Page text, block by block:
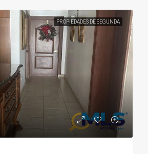
PROPIEDADES DE SEGUNDA